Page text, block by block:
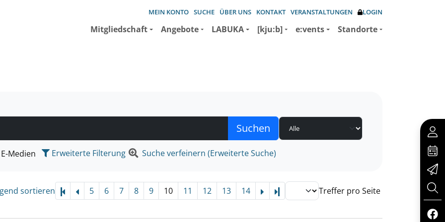
MEIN KONTO SUCHE ÜBER UNS KONTAKT VERANSTALTUNGEN LOGIN
Mitgliedschaft Angebote LABUKA [kju:b] e:vents Standorte
suchen wollen.
E-Medien Erweiterte Filterung Suche verfeinern (Erweiterte Suche)
sortieren 5 6 7 8 9 10 11 12 13 14 Letzte SeiteTreffer pro Seite